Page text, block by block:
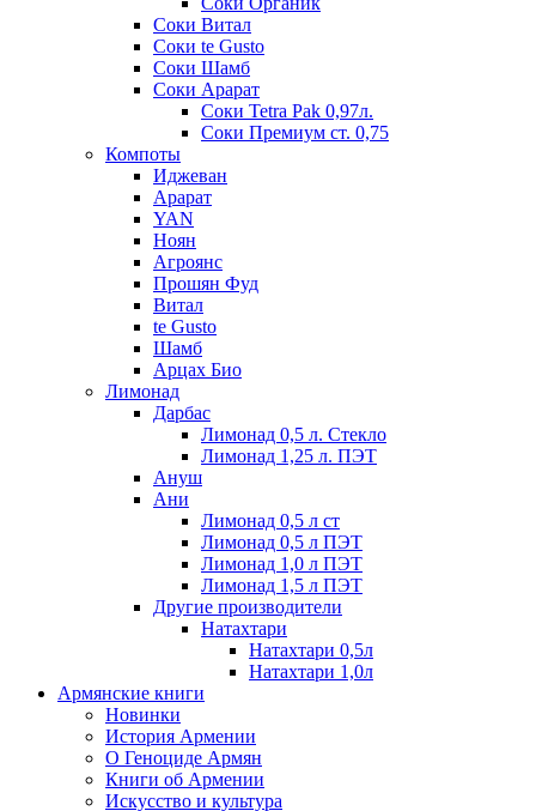
Соки Витал
Соки te Gusto
Соки Шамб
Соки Арарат
Соки Tetra Pak 0,97л.
Соки Премиум ст. 0,75
Компоты
Иджеван
Арарат
YAN
Ноян
Агроянс
Прошян Фуд
Витал
te Gusto
Шамб
Арцах Био
Лимонад
Дарбас
Лимонад 0,5 л. Стекло
Лимонад 1,25 л. ПЭТ
Ануш
Ани
Лимонад 0,5 л ст
Лимонад 0,5 л ПЭТ
Лимонад 1,0 л ПЭТ
Лимонад 1,5 л ПЭТ
Другие производители
Натахтари
Натахтари 0,5л
Натахтари 1,0л
Армянские книги
Новинки
История Армении
О Геноциде Армян
Книги об Армении
Иcкусство и культура